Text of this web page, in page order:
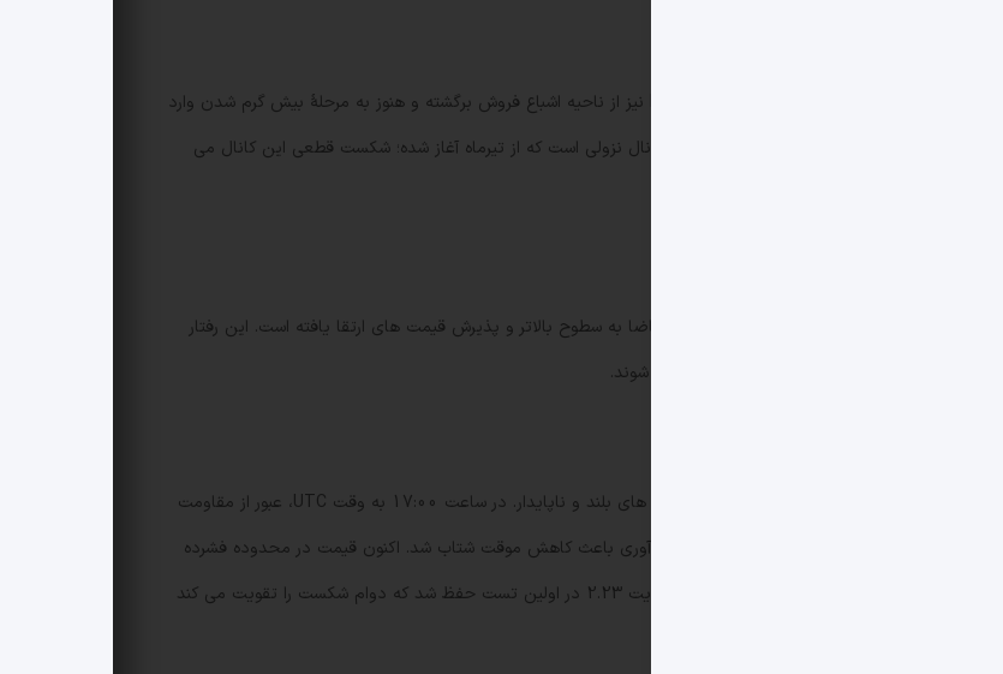
سریِ صعودی کف های بالاتر در سطوح 2.02 و 2.04 نشان دهنده حفظ یک ساختار روندی سالم است و شاخص RSI نیز از ناحیه اشباع فروش برگشته و هنوز به مرحلهٔ بیش گرم شدن وارد
نشده است؛ ترکیبی که مسیر را برای ادامه رشد باز می کند. در مقیاس کلان، XRP حالا در حال آزمون مرز بالایی یک کانال نزولی است که از تیرماه آغاز شده؛ شکست قطعی این کانال می
تحلیل پروفایل حجم نشان می دهد ناحیهٔ ارزش جدید بین 2.21 تا 2.25 دلار شکل گرفته که علامتی از مهاجرت تقاضا به سطوح بالاتر و پذیرش قیمت های ارتقا یافته است. این رفتار
مقاومت های بعدی به صورت پاک و قاطع شکسته شوند.
XRP از 2.10 به 2.25 با دامنه منظم 0.24 دلار صعود کرد و این رشد بیشتر ناشی از خرید مستمر نهادی بود تا شمع های بلند و ناپایدار. در ساعت 17:00 به وقت UTC، عبور از مقاومت
2.12 با ورود 227.5 میلیون حجم همراه شد که توکن را ابتدا به 2.21 و سپس تا 2.29 رساند، هرچند بخشی از سودآوری باعث کاهش موقت شتاب شد. اکنون قیمت در محدوده فشرده
2.251–2.267 تثبیت شده و انفجارهای ساعتی کم دامنه (حدود 2.4 میلیون) نشان دهنده ادامه تجمع هستند. حمایت 2.23 در اولین تست حفظ شد که دوام شکست را تقویت می کند